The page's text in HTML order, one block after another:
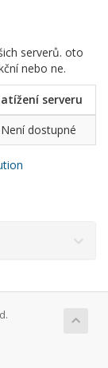
serverů. oto
nebo ne.
serveru
Není dostupné